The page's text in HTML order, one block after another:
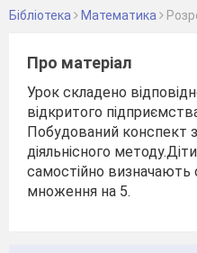
Бібліотека Математика
Про матеріал
Урок складено
відкритого
Побудований конспект
діяльнісного
самостійно визначають
множення на 5.